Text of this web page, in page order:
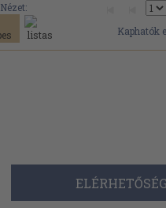
Nézet:
Kaphatók